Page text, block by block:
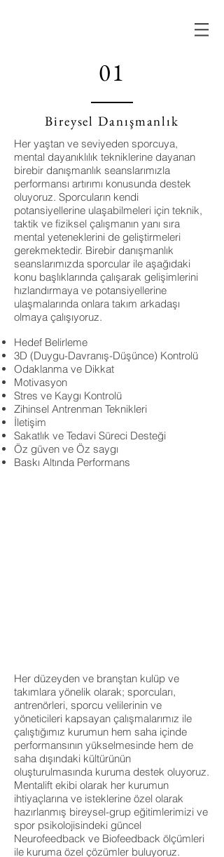
01
Bireysel Danışmanlık
Her yaştan ve seviyeden sporcuya,
mental dayanıklılık tekniklerine dayanan
birebir danışmanlık seanslarımızla
performansı artırımı konusunda destek
oluyoruz. Sporcuların kendi
potansiyellerine ulaşabilmeleri için teknik,
taktik ve fiziksel çalışmanın yanı sıra
mental yeteneklerini de geliştirmeleri
gerekmektedir. Birebir danışmanlık
seanslarımızda sporcular ile aşağıdaki
konu başlıklarında çalışarak gelişimlerini
hızlandırmaya ve potansiyellerine
ulaşmalarında onlara takım arkadaşı
olmaya çalışıyoruz.
Hedef Belirleme
3D (Duygu-Davranış-Düşünce) Kontrolü
Odaklanma ve Dikkat
Motivasyon
Stres ve Kaygı Kontrolü
Zihinsel Antrenman Teknikleri
İletişim
Sakatlık ve Tedavi Süreci Desteği
Öz güven ve Öz saygı
Baskı Altında Performans
Her düzeyden ve branştan kulüp ve
takımlara yönelik olarak; sporcuları,
antrenörleri, sporcu velilerinin ve
yöneticileri kapsayan çalışmalarımız ile
çalıştığımız kurumun hem saha içinde
performansının yükselmesinde hem de
saha dışındaki kültürünün
oluşturulmasında kuruma destek oluyoruz.
Mentalift ekibi olarak her kurumun
ihtiyaçlarına ve isteklerine özel olarak
hazırlanmış bireysel-grup eğitimlerimizi ve
spor psikolojisindeki güncel
Neurofeedback ve Biofeedback ölçümleri
ile kuruma özel çözümler buluyoruz.